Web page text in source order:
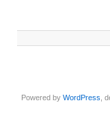
Powered byWordPress ,